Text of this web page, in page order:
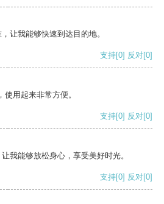
让我能够快速到达目的地。
支持[0] 反对[0]
用起来非常方便。
支持[0] 反对[0]
我能够放松身心，享受美好时光。
支持[0] 反对[0]